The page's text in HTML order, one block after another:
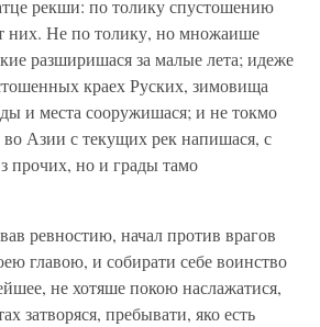
рекши: по толику спустошению
них. Не по толику, но множаише
разширишася за малые лета; идеже
краех Руских, зимовища
и места сооружишася; и не токмо
Азии с текущих рек напишася, с
прочих, но и грады тамо
ревностию, начал против врагов
главою, и собирати себе воинство
не хотяше покою наслажатися,
затворяся, пребывати, яко есть